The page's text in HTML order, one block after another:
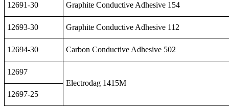
12691-30 Graphite Conductive Adhesive 154
12693-30 Graphite Conductive Adhesive 112
12694-30 Carbon Conductive Adhesive 502
12697
Electrodag 1415M
12697-25